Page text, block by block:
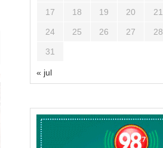
17 18 19 20 21
24 25 26 27 28
31
« jul